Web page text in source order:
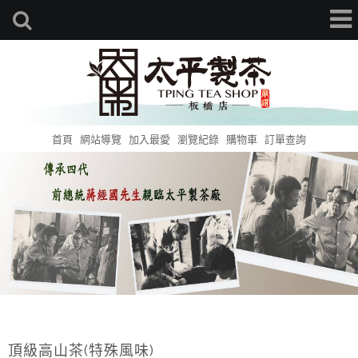
首頁 網站導覽 加入最愛 瀏覽紀錄 購物車 訂單查詢
頂級高山茶(特殊風味)